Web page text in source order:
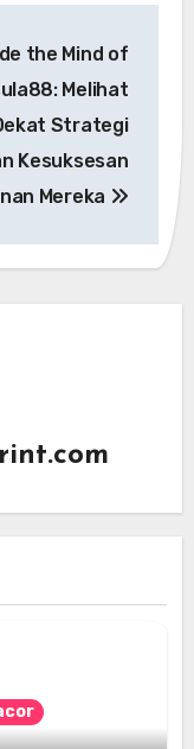
the Mind of
Melihat
Strategi
Kesuksesan
Mereka